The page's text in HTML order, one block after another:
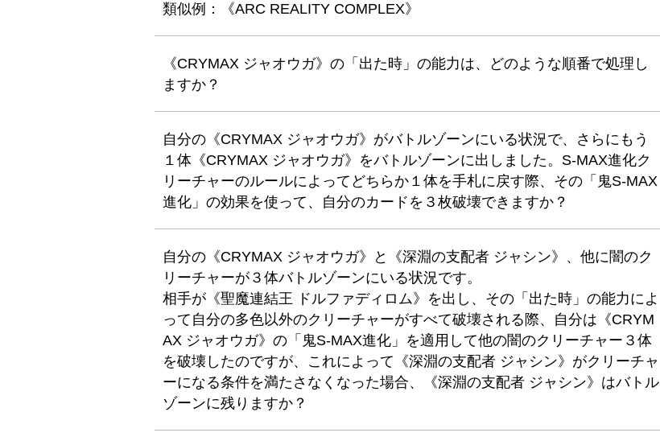
類似例：《ARC REALITY COMPLEX》
《CRYMAX ジャオウガ》の「出た時」の能力は、どのような順番で処理し
ますか？
自分の《CRYMAX ジャオウガ》がバトルゾーンにいる状況で、さらにもう
１体《CRYMAX ジャオウガ》をバトルゾーンに出しました。S-MAX進化ク
リーチャーのルールによってどちらか１体を手札に戻す際、その「鬼S-MAX
進化」の効果を使って、自分のカードを３枚破壊できますか？
自分の《CRYMAX ジャオウガ》と《深淵の支配者 ジャシン》、他に闇のク
リーチャーが３体バトルゾーンにいる状況です。
相手が《聖魔連結王 ドルファディロム》を出し、その「出た時」の能力によ
って自分の多色以外のクリーチャーがすべて破壊される際、自分は《CRYM
AX ジャオウガ》の「鬼S-MAX進化」を適用して他の闇のクリーチャー３体
を破壊したのですが、これによって《深淵の支配者 ジャシン》がクリーチャ
ーになる条件を満たさなくなった場合、《深淵の支配者 ジャシン》はバトル
ゾーンに残りますか？